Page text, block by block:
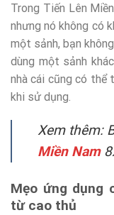
Trong Tiến Lên
nhưng nó không có
một sảnh, bạn
dùng một sảnh
nhà cái cũng có
khi sử dụng.
Xem thêm:
Miền Nam
Mẹo ứng dụng
từ cao thủ